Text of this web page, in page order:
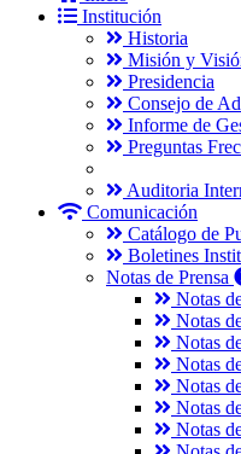
Institución
Historia
Misión y
Presidencia
Consejo de
Informe de
Preguntas
Auditoria
Comunicación
Catálogo de
Boletines
Notas de Prensa
Notas
Notas
Notas
Notas
Notas
Notas
Notas